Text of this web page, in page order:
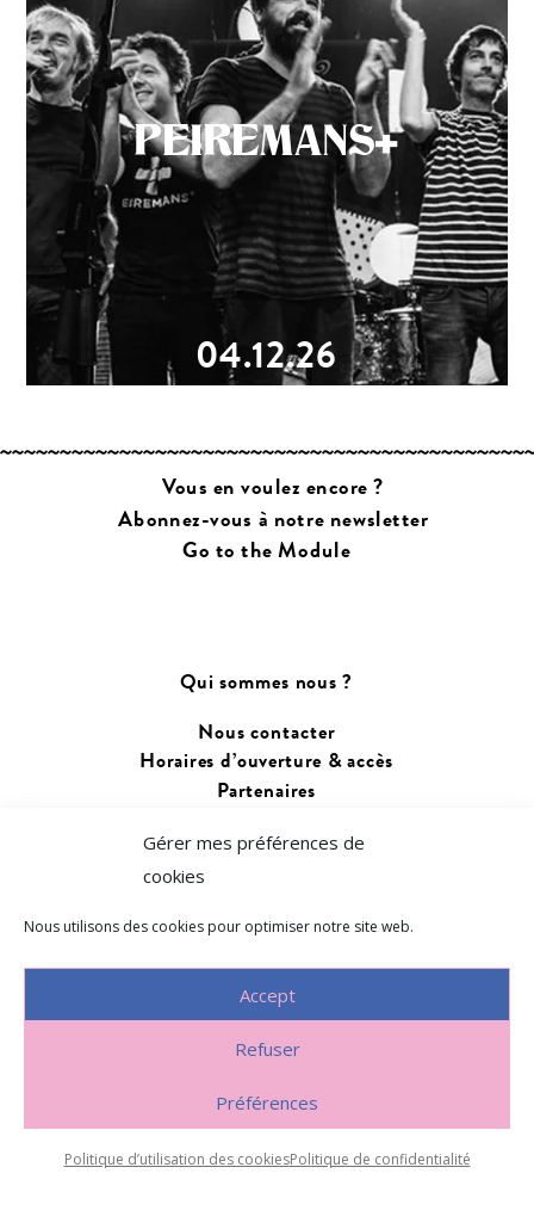
Gérer mes préférences de
cookies
Nous utilisons des cookies pour optimiser notre site web.
Accept
Refuser
Préférences
Politique d’utilisation des cookiesPolitique de confidentialité
PEIREMANS+
04.12.26
Vous en voulez encore ?
Abonnez-vous à notre newsletter
Go to the Module
Qui sommes nous ?
Nous contacter
Horaires d’ouverture & accès
Partenaires
Changer de langue :
~
Politique d’utilisation des cookies